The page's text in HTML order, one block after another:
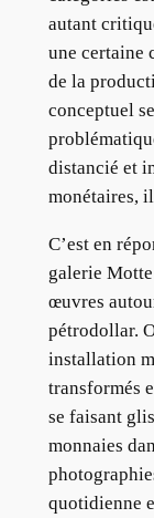
autant
une certaine
de la
conceptuel
distancié et
monétaires,
C’est en
galerie
œuvres
pétrodollar.
installation
transformés
se faisant
monnaies
quotidienne